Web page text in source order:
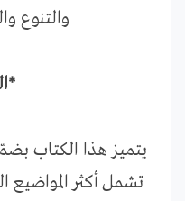
والتنوع
يتميز هذا الكتاب
تشمل أكثر المواضيع